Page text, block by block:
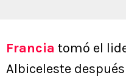
Francia tomó el
Albiceleste